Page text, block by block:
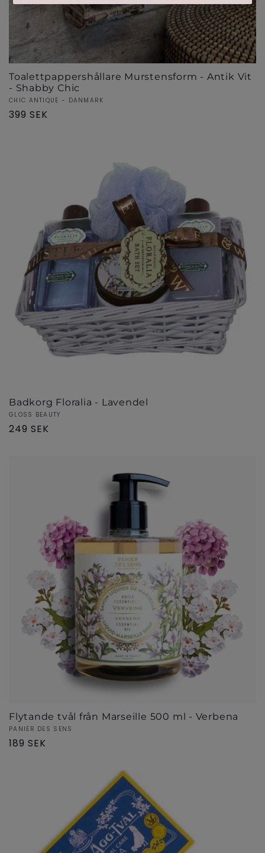
Toalettpappershållare Murstensform - Antik Vit
- Shabby Chic
Säljare:
CHIC ANTIQUE - DANMARK
Ordinarie
399 SEK
Badkorg Floralia - Lavendel
Säljare:
GLOSS BEAUTY
Ordinarie
249 SEK
Flytande tvål från Marseille 500 ml - Verbena
Säljare:
PANIER DES SENS
Ordinarie
189 SEK